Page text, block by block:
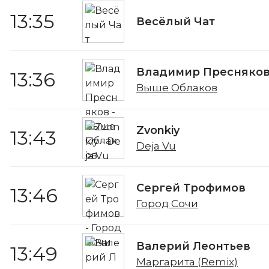
13:35 Весёлый Чат
13:36 Владимир
Выше Облаков
13:43 Zvonkiy
Deja Vu
13:46 Сергей Трофимов
Город Сочи
13:49 Валерий Леонтьев
Маргарита (Remix)